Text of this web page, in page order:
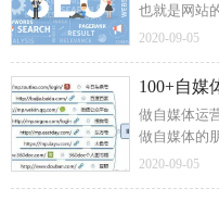
也就是网站
样，这样的
2020-09-05
100+自媒
做自媒体运
做自媒体的
理了100多
2020-09-05